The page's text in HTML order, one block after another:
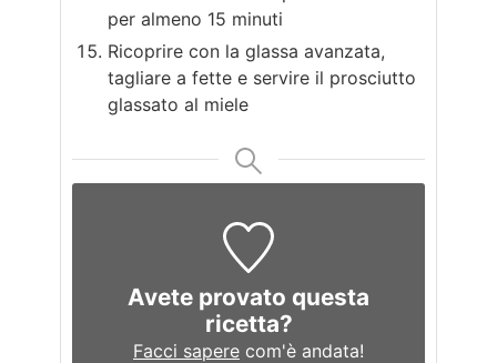
per almeno 15 minuti
Ricoprire con la glassa avanzata,
tagliare a fette e servire il prosciutto
glassato al miele
Avete provato questa
ricetta?
Facci sapere com'è andata!